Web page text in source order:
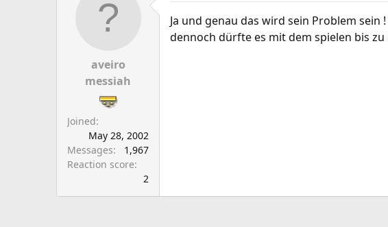
aveiro
messiah
Joined
May 28, 2002
Messages
1,967
Reaction score
2
Ja und genau das wird sein Problem
dennoch dürfte es mit dem spielen bis zu